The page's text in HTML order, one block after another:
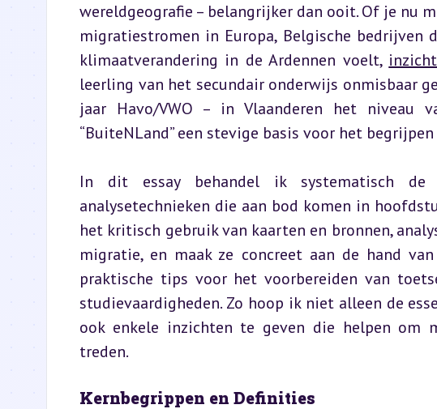
wereldgeografie – belangrijker dan ooit. Of je nu
migratiestromen in Europa, Belgische
klimaatverandering in de Ardennen voelt,
leerling van het secundair onderwijs onmisbaar
jaar Havo/VWO – in Vlaanderen het niveau
“BuiteNLand” een stevige basis voor het
In dit essay behandel ik systematisch de
analysetechnieken die aan bod komen in
het kritisch gebruik van kaarten en bronnen,
migratie, en maak ze concreet aan de hand
praktische tips voor het voorbereiden van
studievaardigheden. Zo hoop ik niet alleen de
ook enkele inzichten te geven die helpen om
treden.
Kernbegrippen en Definities